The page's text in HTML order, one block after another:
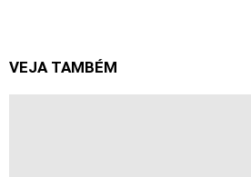
VEJA TAMBÉM